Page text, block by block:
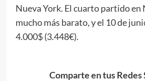
Nueva York. El cuarto partido en
mucho más barato, y el 10 de
4.000$ (3.448€).
Comparte en tus Redes